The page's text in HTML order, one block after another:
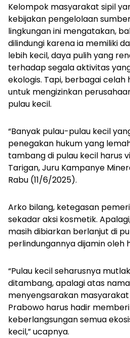
Kelompok masyarakat sipil
kebijakan pengelolaan
lingkungan ini mengatakan,
dilindungi karena ia memiliki
lebih kecil, daya pulih yang
terhadap segala aktivitas
ekologis. Tapi, berbagai
untuk mengizinkan
pulau kecil.
“Banyak pulau-pulau kecil
penegakan hukum yang
tambang di pulau kecil harus
Tarigan, Juru Kampanye
Rabu (11/6/2025).
Arko bilang, ketegasan
sekadar aksi kosmetik.
masih dibiarkan berlanjut di
perlindungannya dijamin oleh
“Pulau kecil seharusnya
ditambang, apalagi atas
menyengsarakan masyarakat
Prabowo harus hadir
keberlangsungan semua
kecil,” ucapnya.